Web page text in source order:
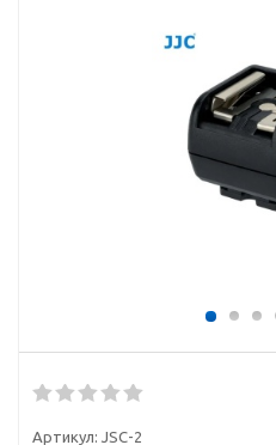
Артикул: JSC-2